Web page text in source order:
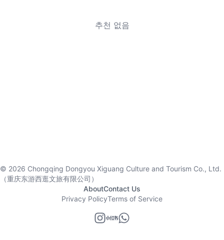
추천 없음
© 2026 Chongqing Dongyou Xiguang Culture and Tourism Co., Ltd.
（重庆东游西逛文旅有限公司）
AboutContact Us
Privacy PolicyTerms of Service